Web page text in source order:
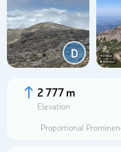
D
2 777 m
Elevation
Proportional